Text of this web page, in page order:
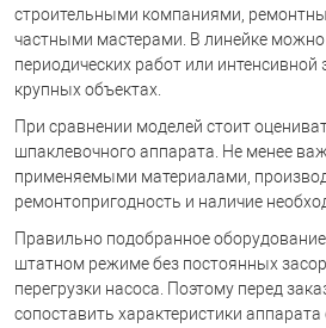
строительными компаниями,
частными мастерами. В линейке
периодических работ или интенсивной
крупных объектах.
При сравнении моделей стоит
шпаклевочного аппарата. Не менее
применяемыми материалами,
ремонтопригодность и наличие
Правильно подобранное
штатном режиме без постоянных
перегрузки насоса. Поэтому перед
сопоставить характеристики